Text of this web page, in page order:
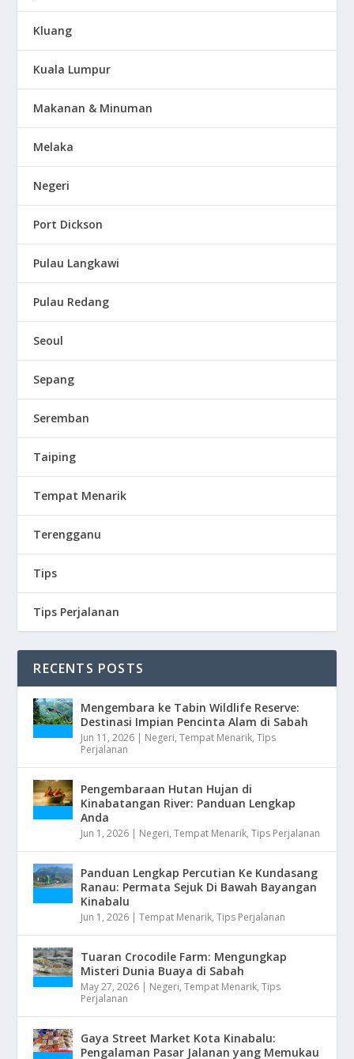
Kluang
Kuala Lumpur
Makanan & Minuman
Melaka
Negeri
Port Dickson
Pulau Langkawi
Pulau Redang
Seoul
Sepang
Seremban
Taiping
Tempat Menarik
Terengganu
Tips
Tips Perjalanan
RECENTS POSTS
Mengembara ke Tabin Wildlife Reserve:
Destinasi Impian Pencinta Alam di Sabah
Jun 11, 2026 | Negeri,Tempat Menarik,Tips
Perjalanan
Pengembaraan Hutan Hujan di
Kinabatangan River: Panduan Lengkap
Anda
Jun 1, 2026 | Negeri,Tempat Menarik,Tips Perjalanan
Panduan Lengkap Percutian Ke Kundasang
Ranau: Permata Sejuk Di Bawah Bayangan
Kinabalu
Jun 1, 2026 |Tempat Menarik,Tips Perjalanan
Tuaran Crocodile Farm: Mengungkap
Misteri Dunia Buaya di Sabah
May 27, 2026 | Negeri,Tempat Menarik,Tips
Perjalanan
Gaya Street Market Kota Kinabalu:
Pengalaman Pasar Jalanan yang Memukau